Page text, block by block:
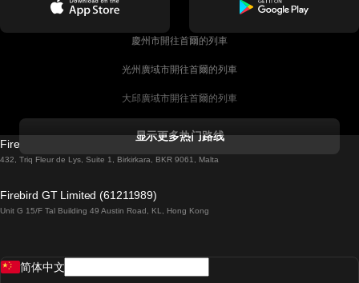
慶州市開往首爾的列車
光州廣域市開往首爾的列車
大邱廣域市開往首爾的列車
都柏林開往戈尔韦的列車
羅馬開往拿坡里的列車
显示更多热门路线
Firebird GT Limited (OC 1451)
432, Triq Fleur de Lys, Suite 1, Birkirkara, BKR 9061, Malta
Firebird GT Limited (61211989)
Unit G 15/F Tal Building 49 Austin Road, KL, Hong Kong
简体中文